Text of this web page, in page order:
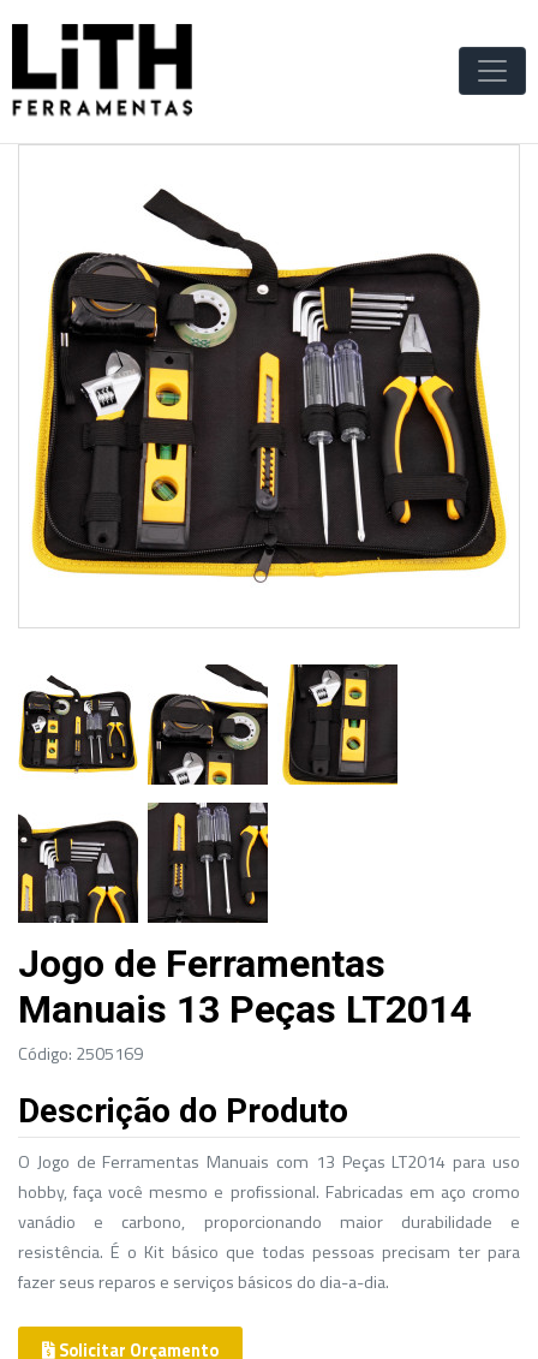
Jogo de Ferramentas
Manuais 13 Peças LT2014
Código: 2505169
Descrição do Produto
O Jogo de Ferramentas Manuais com 13 Peças LT2014 para uso
hobby, faça você mesmo e profissional. Fabricadas em aço cromo
vanádio e carbono, proporcionando maior durabilidade e
resistência. É o Kit básico que todas pessoas precisam ter para
fazer seus reparos e serviços básicos do dia-a-dia.
Solicitar Orçamento